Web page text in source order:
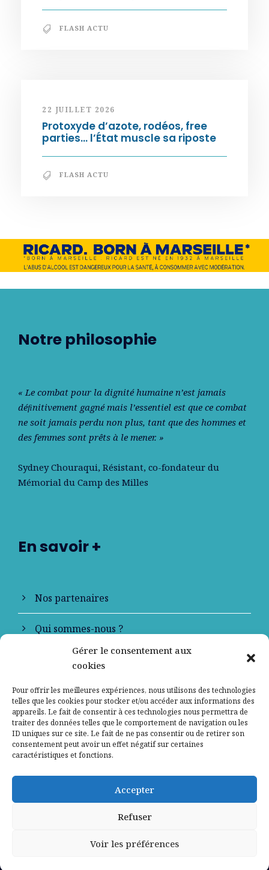
Gérer le consentement aux
cookies
Pour offrir les meilleures expériences, nous utilisons des technologies
telles que les cookies pour stocker et/ou accéder aux informations des
appareils. Le fait de consentir à ces technologies nous permettra de
traiter des données telles que le comportement de navigation ou les
ID uniques sur ce site. Le fait de ne pas consentir ou de retirer son
consentement peut avoir un effet négatif sur certaines
caractéristiques et fonctions.
Accepter
Refuser
Voir les préférences
FLASH ACTU
22 JUILLET 2026
Protoxyde d’azote, rodéos, free
parties… l’État muscle sa riposte
FLASH ACTU
Notre philosophie
« Le combat pour la dignité humaine n’est jamais
déﬁnitivement gagné mais l’essentiel est que ce combat
ne soit jamais perdu non plus, tant que des hommes et
des femmes sont prêts à le mener. »
Sydney Chouraqui, Résistant, co-fondateur du
Mémorial du Camp des Milles
En savoir +
Nos partenaires
Qui sommes-nous ?
Contactez-nous
Mentions légales
Politique de confidentialité